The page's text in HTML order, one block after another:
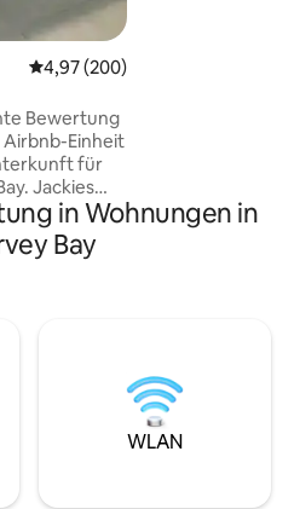
Durchschnittliche Bewertung:
4,97 (200)
Bewertung
Einheit
für
Jackies
hell
Riesige
untergänge
auch
um in 5–10
zu
Lady Elliot Is..
in Wohnungen in
Bay
WLAN